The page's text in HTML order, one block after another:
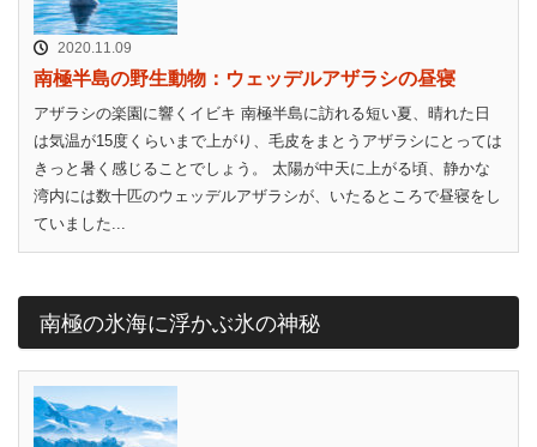
2020.11.09
南極半島の野生動物：ウェッデルアザラシの昼寝
アザラシの楽園に響くイビキ 南極半島に訪れる短い夏、晴れた日
は気温が15度くらいまで上がり、毛皮をまとうアザラシにとっては
きっと暑く感じることでしょう。 太陽が中天に上がる頃、静かな
湾内には数十匹のウェッデルアザラシが、いたるところで昼寝をし
ていました...
南極の氷海に浮かぶ氷の神秘